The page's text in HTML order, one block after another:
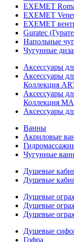
EXEMET
EXEMET
EXEMET
Guratec
Напольные
Чугунные
Аксессуары
Аксессуары
Коллекция
Аксессуары
Коллекция
Аксессуары
Ванны
Акриловые
Чугунные
Душевые
Душевые
Душевые
Душевые
Душевые
Душевые
Гофра